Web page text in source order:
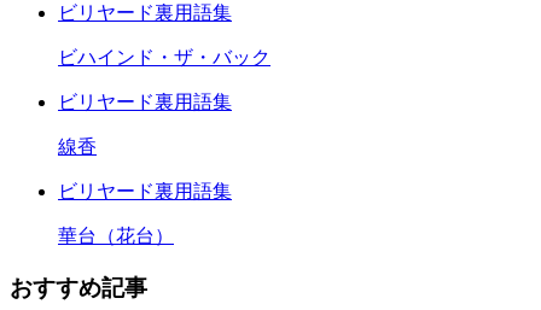
ビリヤード裏用語集
ビハインド・ザ・バック
ビリヤード裏用語集
線香
ビリヤード裏用語集
華台（花台）
おすすめ記事